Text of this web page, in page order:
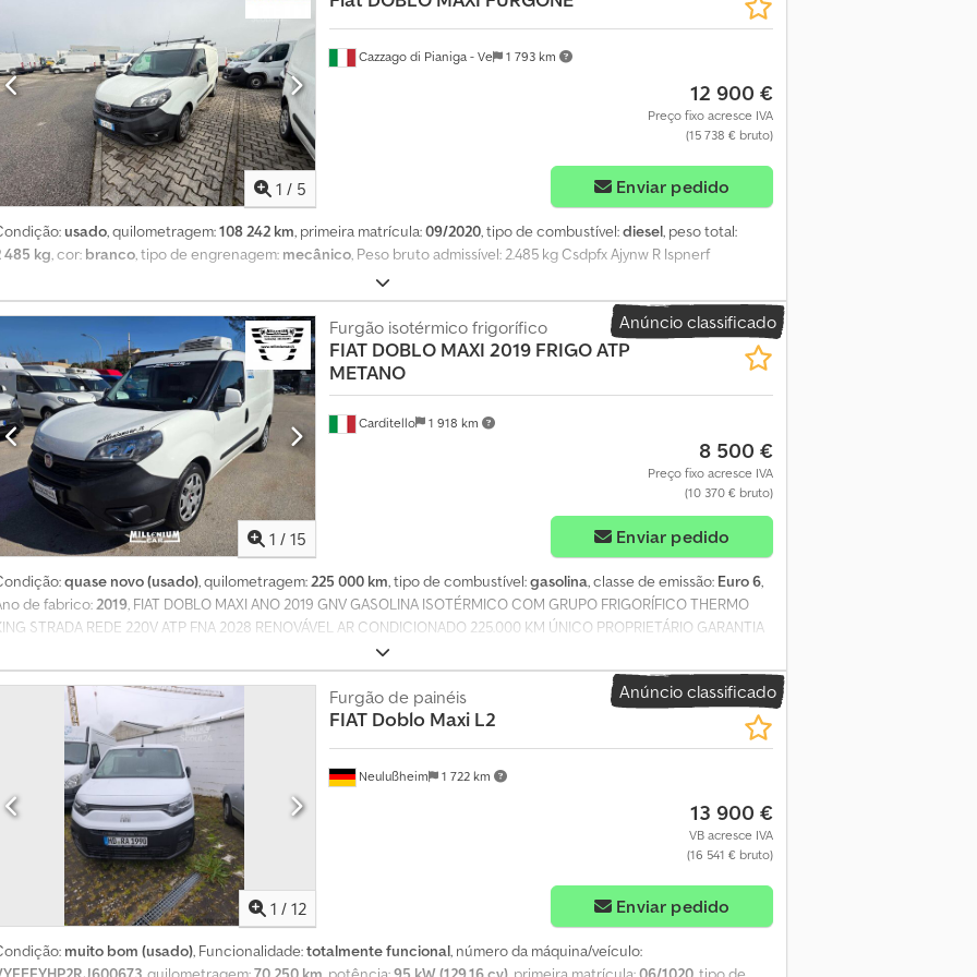
5
0
1 / 5
Cazzago di Pianiga - Ve 1 793 km
12 900 €
Preço fixo acresce IVA
(15 738 € bruto)
Enviar pedido
usado, quilometragem:108 242 km, primeira matrícula:09/2020, tipo de combustível:diesel, peso total:
485 kg, cor: branco, tipo de engrenagem: mecânico, Peso bruto admissível: 2.485 kg Csdpfx Ajynw R Ispnerf
Anúncio classificado
1 / 15
Carditello 1 918 km
Furgão isotérmico frigorífico
FIAT DOBLO MAXI 2019 FRIGO ATP
METANO
8 500 €
Preço fixo acresce IVA
(10 370 € bruto)
Enviar pedido
quase novo (usado), quilometragem:225 000 km, tipo de combustível:gasolina, classe de emissão: Euro 6,
de fabrico:2019, FIAT DOBLO MAXI ANO 2019 GNV GASOLINA ISOTÉRMICO COM GRUPO FRIGORÍFICO THERMO
STRADA REDE 220V ATP FNA 2028 RENOVÁVEL AR CONDICIONADO 225.000 KM ÚNICO PROPRIETÁRIO GARANTIA
DE 1 ANO POSSIBILIDADE DE FINANCIAMENTO Credpfewx Nq Asx Apnjf BENITO 3383844139 MICHELE 3394588233
Anúncio classificado
1 / 12
Neulußheim 1 722 km
Furgão de painéis
FIAT Doblo Maxi L2
13 900 €
VB acresce IVA
(16 541 € bruto)
Enviar pedido
muito bom (usado), Funcionalidade:totalmente funcional, número da máquina/veículo: